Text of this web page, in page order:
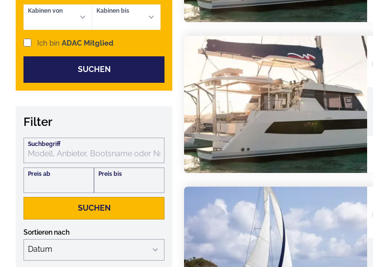
Kabinen von Kabinen bis
Ich bin ADAC Mitglied
SUCHEN
Filter
Suchbegriff
Preis ab Preis bis
SUCHEN
Sortieren nach